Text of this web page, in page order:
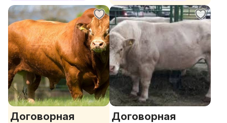
Договорная Договорная